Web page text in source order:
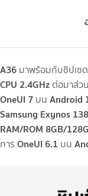
A36 มาพร้อมกับชิปเซต
CPU 2.4GHzต่อมาส่วน
OneUI 7 บน Android
Samsung Exynos
RAM/ROM 8GB/
การ OneUI 6.1 บน